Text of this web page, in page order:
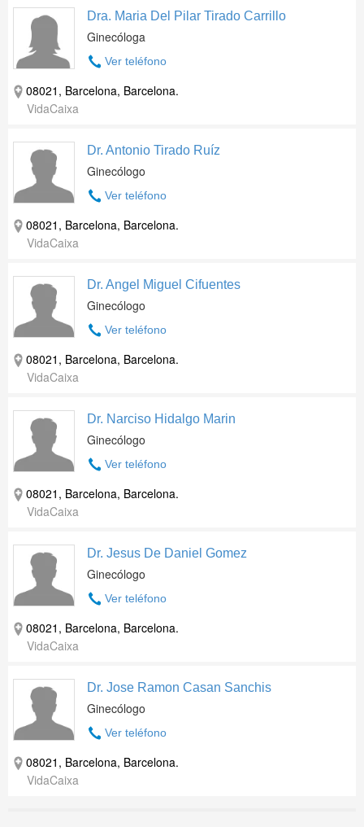
Dra. Maria Del Pilar Tirado Carrillo
Ginecóloga
Ver teléfono
08021, Barcelona, Barcelona.
VidaCaixa
Dr. Antonio Tirado Ruíz
Ginecólogo
Ver teléfono
08021, Barcelona, Barcelona.
VidaCaixa
Dr. Angel Miguel Cifuentes
Ginecólogo
Ver teléfono
08021, Barcelona, Barcelona.
VidaCaixa
Dr. Narciso Hidalgo Marin
Ginecólogo
Ver teléfono
08021, Barcelona, Barcelona.
VidaCaixa
Dr. Jesus De Daniel Gomez
Ginecólogo
Ver teléfono
08021, Barcelona, Barcelona.
VidaCaixa
Dr. Jose Ramon Casan Sanchis
Ginecólogo
Ver teléfono
08021, Barcelona, Barcelona.
VidaCaixa